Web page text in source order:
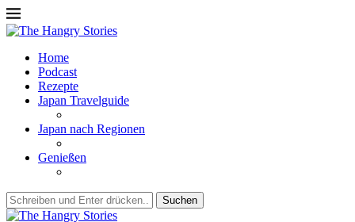
Home
Podcast
Rezepte
Japan Travelguide
Japan nach Regionen
Genießen
Suchen